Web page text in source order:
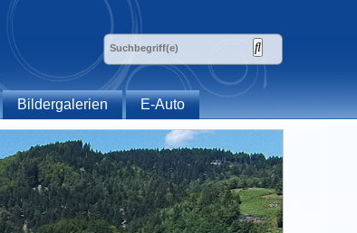
Bildergalerien
E-Auto